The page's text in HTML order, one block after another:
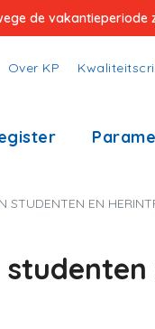
de vakantieperiode
Over KP
STUDENTEN EN